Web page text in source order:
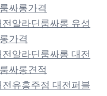
싸롱가격
알라딘룸싸롱 유성
가격
알라딘룸싸롱 대전
싸롱견적
유흥주점 대전퍼블